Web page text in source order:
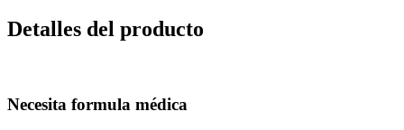
Detalles del producto
Necesita formula médica